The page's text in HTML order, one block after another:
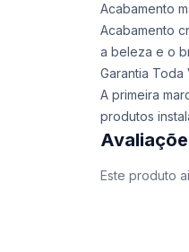
Acabamento
Acabamento
a beleza e o
Garantia Toda
A primeira
produtos
Este produto